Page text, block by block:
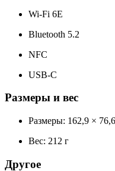
Wi‑Fi 6E
Bluetooth 5.2
NFC
USB‑C
Размеры и вес
Размеры: 162,9 ×
Вес: 212 г
Другое